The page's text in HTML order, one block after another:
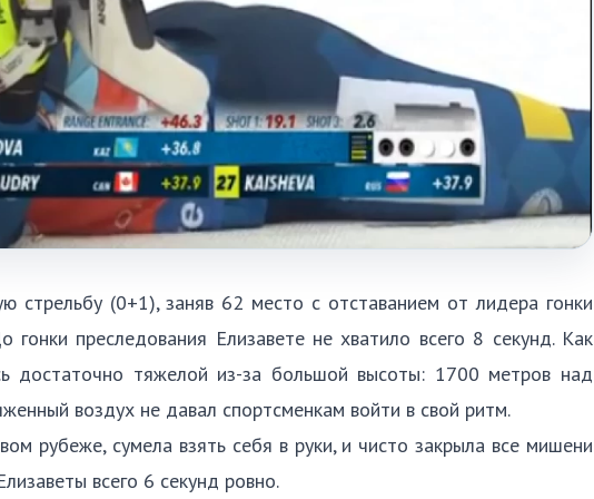
стрельбу (0+1), заняв 62 место с отставанием от лидера гонки
преследования Елизавете не хватило всего 8 секунд. Как
достаточно тяжелой из-за большой высоты: 1700 метров над
воздух не давал спортсменкам войти в свой ритм.
рубеже, сумела взять себя в руки, и чисто закрыла все мишени
всего 6 секунд ровно.